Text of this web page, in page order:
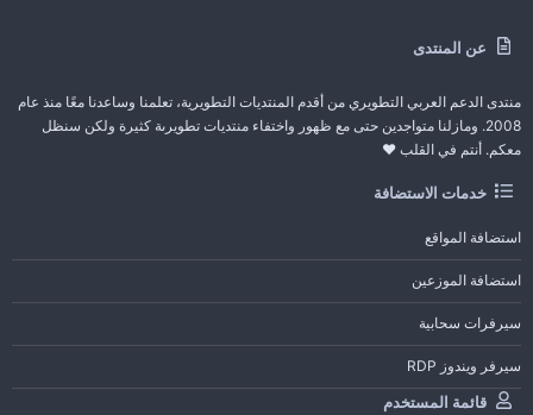
عن المنتدى
منتدى الدعم العربي التطويري من أقدم المنتديات التطويرية، تعلمنا وساعدنا معًا منذ عام
2008. ومازلنا متواجدين حتى مع ظهور واختفاء منتديات تطويرىة كثيرة ولكن سنظل
معكم. أنتم في القلب ❤️
خدمات الاستضافة
استضافة المواقع
استضافة الموزعين
سيرفرات سحابية
سيرفر ويندوز RDP
قائمة المستخدم